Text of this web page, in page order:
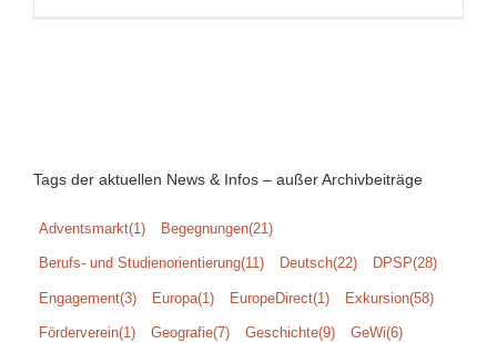
Tags der aktuellen News & Infos – außer Archivbeiträge
Adventsmarkt(1) Begegnungen(21)
Berufs- und Studienorientierung(11) Deutsch(22) DPSP(28)
Engagement(3) Europa(1) EuropeDirect(1) Exkursion(58)
Förderverein(1) Geografie(7) Geschichte(9) GeWi(6)